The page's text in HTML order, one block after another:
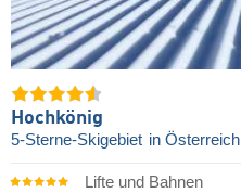
Hochkönig
5-Sterne-Skigebiet in Österreich
Lifte und Bahnen